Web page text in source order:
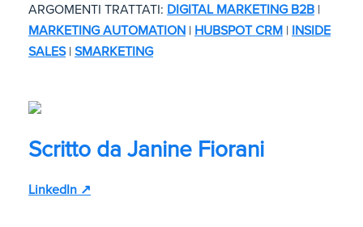
ARGOMENTI TRATTATI: DIGITAL MARKETING B2B |
MARKETING AUTOMATION | HUBSPOT CRM | INSIDE
SALES | SMARKETING
Scritto da Janine Fiorani
LinkedIn ↗